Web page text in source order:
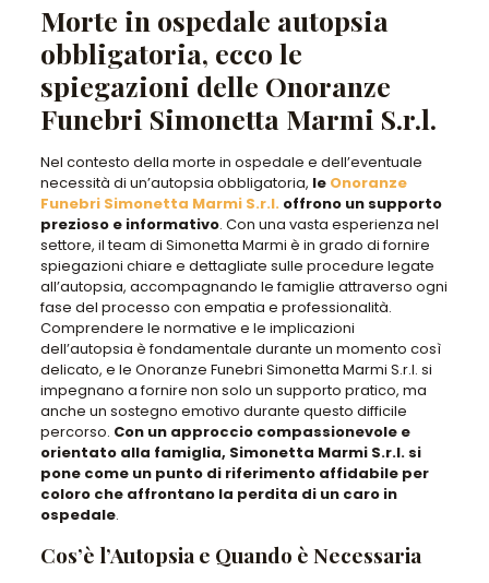
Morte in ospedale autopsia
obbligatoria, ecco le
spiegazioni delle Onoranze
Funebri Simonetta Marmi S.r.l.
Nel contesto della morte in ospedale e dell’eventuale
necessità di un’autopsia obbligatoria, le Onoranze
Funebri Simonetta Marmi S.r.l. offrono un supporto
prezioso e informativo. Con una vasta esperienza nel
settore, il team di Simonetta Marmi è in grado di fornire
spiegazioni chiare e dettagliate sulle procedure legate
all’autopsia, accompagnando le famiglie attraverso ogni
fase del processo con empatia e professionalità.
Comprendere le normative e le implicazioni
dell’autopsia è fondamentale durante un momento così
delicato, e le Onoranze Funebri Simonetta Marmi S.r.l. si
impegnano a fornire non solo un supporto pratico, ma
anche un sostegno emotivo durante questo difficile
percorso. Con un approccio compassionevole e
orientato alla famiglia, Simonetta Marmi S.r.l. si
pone come un punto di riferimento affidabile per
coloro che affrontano la perdita di un caro in
ospedale.
Cos’è l’Autopsia e Quando è Necessaria